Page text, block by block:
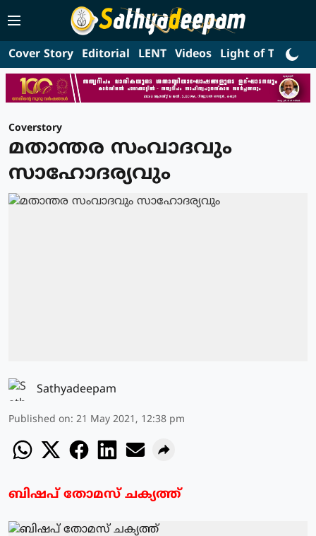
Cover Story Editorial LENT Videos Light of Truth
Coverstory
മതാന്തര സംവാദവും
സാഹോദര്യവും
Sathyadeepam
Published on: 21 May 2021, 12:38 pm
ബിഷപ് തോമസ് ചക്യത്ത്